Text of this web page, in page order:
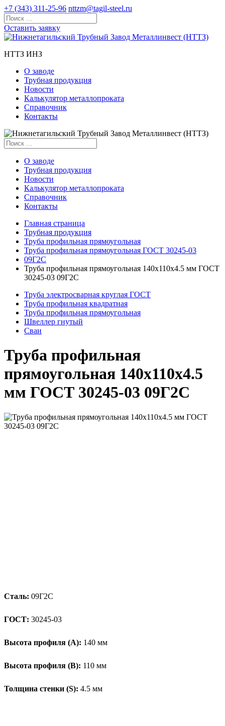
+7 (343) 311-25-96 nttzm@tagil-steel.ru
Оставить заявку
НТТЗ ИНЗ
О заводе
Трубная продукция
Новости
Калькулятор металлопроката
Справочник
Контакты
О заводе
Трубная продукция
Новости
Калькулятор металлопроката
Справочник
Контакты
Главная страница
Трубная продукция
Труба профильная прямоугольная
Труба профильная прямоугольная ГОСТ 30245-03
09Г2С
Труба профильная прямоугольная 140x110x4.5 мм ГОСТ
30245-03 09Г2С
Труба электросварная круглая ГОСТ
Труба профильная квадратная
Труба профильная прямоугольная
Швеллер гнутый
Сваи
Труба профильная
прямоугольная 140x110x4.5
мм ГОСТ 30245-03 09Г2С
Сталь: 09Г2С
ГОСТ: 30245-03
Высота профиля (А): 140 мм
Высота профиля (B): 110 мм
Толщина стенки (S): 4.5 мм